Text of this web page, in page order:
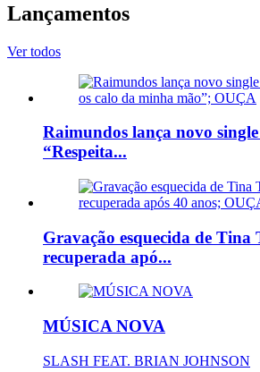
Lançamentos
Ver todos
Raimundos lança novo single
“Respeita...
Gravação esquecida de Tina
recuperada apó...
MÚSICA NOVA
SLASH FEAT. BRIAN JOHNSON